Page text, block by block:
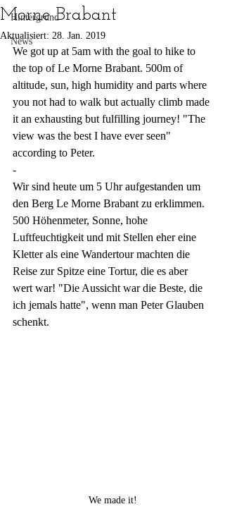
Hintergrund
News
Morne Brabant
Aktualisiert: 28. Jan. 2019
We got up at 5am with the goal to hike to
the top of Le Morne Brabant. 500m of
altitude, sun, high humidity and parts where
you not had to walk but actually climb made
it an exhausting but fulfilling journey! "The
view was the best I have ever seen"
according to Peter.
-
Wir sind heute um 5 Uhr aufgestanden um
den Berg Le Morne Brabant zu erklimmen.
500 Höhenmeter, Sonne, hohe
Luftfeuchtigkeit und mit Stellen eher eine
Kletter als eine Wandertour machten die
Reise zur Spitze eine Tortur, die es aber
wert war! "Die Aussicht war die Beste, die
ich jemals hatte", wenn man Peter Glauben
schenkt.
We made it!